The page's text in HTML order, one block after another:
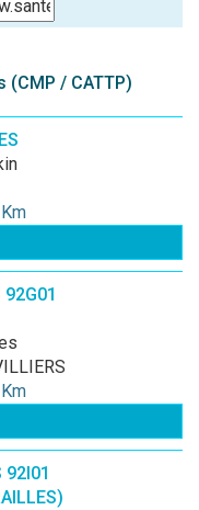
/ CATTP)
92G01
92I01